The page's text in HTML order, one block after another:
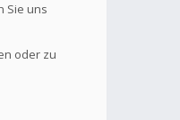
Sie uns
oder zu